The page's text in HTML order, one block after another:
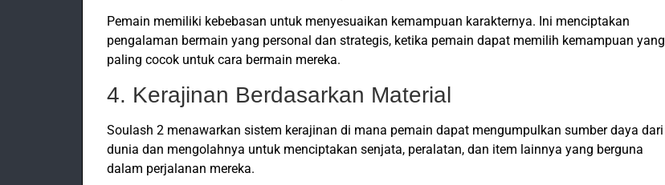
Pemain memiliki kebebasan untuk menyesuaikan kemampuan karakternya. Ini menciptakan
pengalaman bermain yang personal dan strategis, ketika pemain dapat memilih kemampuan yang
paling cocok untuk cara bermain mereka.
4. Kerajinan Berdasarkan Material
Soulash 2 menawarkan sistem kerajinan di mana pemain dapat mengumpulkan sumber daya dari
dunia dan mengolahnya untuk menciptakan senjata, peralatan, dan item lainnya yang berguna
dalam perjalanan mereka.